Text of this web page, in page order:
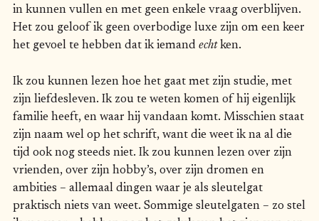
in kunnen vullen en met geen enkele vraag overblijven.
Het zou geloof ik geen overbodige luxe zijn om een keer
het gevoel te hebben dat ik iemand echtken.
Ik zou kunnen lezen hoe het gaat met zijn studie, met
zijn liefdesleven. Ik zou te weten komen of hij eigenlijk
familie heeft, en waar hij vandaan komt. Misschien staat
zijn naam wel op het schrift, want die weet ik na al die
tijd ook nog steeds niet. Ik zou kunnen lezen over zijn
vrienden, over zijn hobby’s, over zijn dromen en
ambities – allemaal dingen waar je als sleutelgat
praktisch niets van weet. Sommige sleutelgaten – zo stel